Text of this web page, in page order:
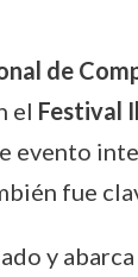
de
el Festival
evento
fue
y